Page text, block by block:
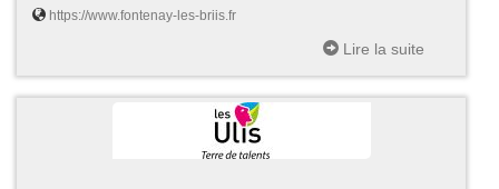
https://www.fontenay-les-briis.fr
Lire la suite